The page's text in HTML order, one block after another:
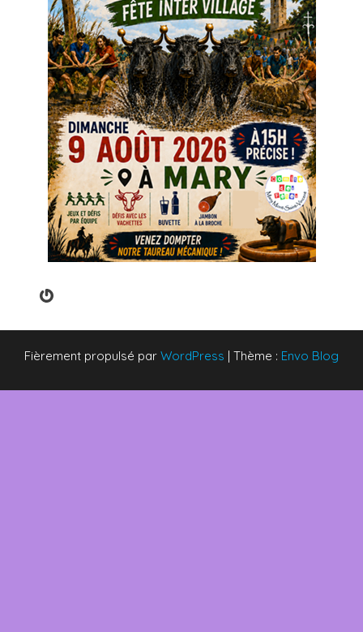
Gravatar
Fièrement propulsé par WordPress | Thème : Envo Blog